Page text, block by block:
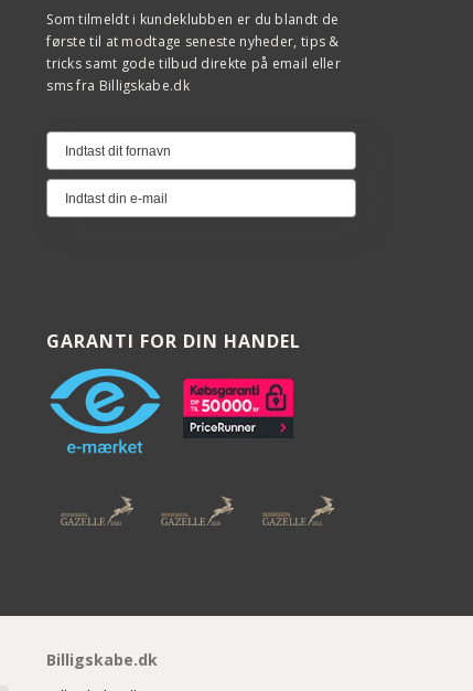
Som tilmeldt i kundeklubben er du blandt de
første til at modtage seneste nyheder, tips &
tricks samt gode tilbud direkte på email eller
sms fra Billigskabe.dk
GARANTI FOR DIN HANDEL
Billigskabe.dk